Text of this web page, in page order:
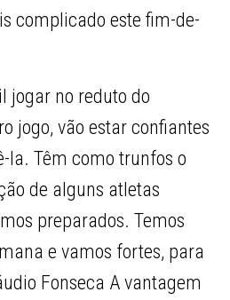
complicado este fim-de-
jogar no reduto do
jogo, vão estar confiantes
la. Têm como trunfos o
de alguns atletas
preparados. Temos
e vamos fortes, para
Fonseca A vantagem